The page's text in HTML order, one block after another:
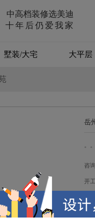
中高档装修选美迪
十年后仍爱我家
墅装/大宅
别墅/大宅
大平层
岳
。
咨
开